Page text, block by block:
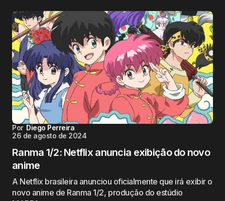
Por Diego Perreira
26 de agosto de 2024
Ranma 1/2: Netflix anuncia exibição do novo
anime
A Netflix brasileira anunciou oficialmente que irá exibir o
novo anime de Ranma 1/2, produção do estúdio